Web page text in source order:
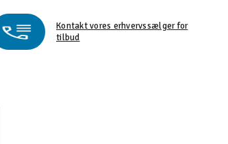
Kontakt vores erhvervssælger for
tilbud